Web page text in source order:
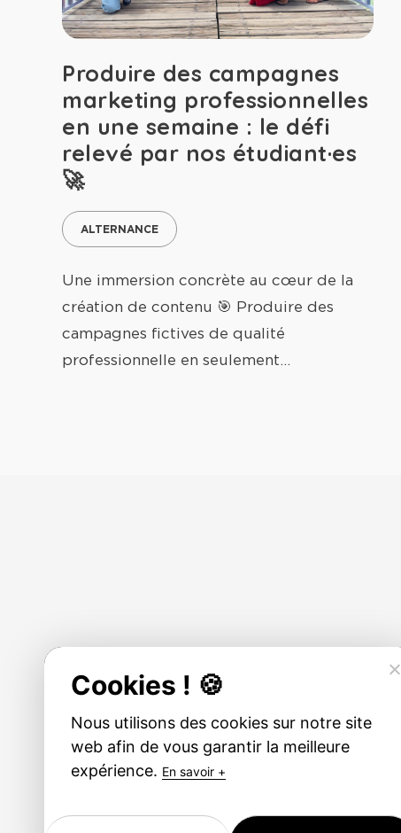
Produire des campagnes
marketing professionnelles
en une semaine : le défi
relevé par nos étudiant·es
🚀
ALTERNANCE
Une immersion concrète au cœur de la
création de contenu 🎯 Produire des
campagnes fictives de qualité
professionnelle en seulement…
LA RÉUNION
Cookies ! 🍪
Nous utilisons des cookies sur notre site
web afin de vous garantir la meilleure
expérience. En savoir +